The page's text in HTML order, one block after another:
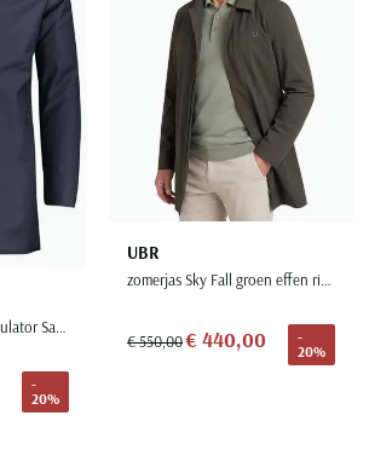
Donkerblauwe jas Regulator Savile
-
20%
UBR
zomerjas Sky Fall groen effen rits normale fit
€ 550,00€ 440,00
-
20%